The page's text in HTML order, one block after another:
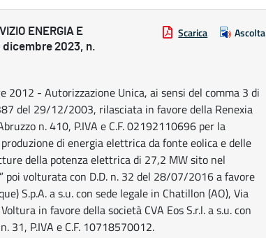
ENERGIA E
dicembre 2023, n.
Scarica Ascolta
2012 - Autorizzazione Unica, ai sensi del comma 3 di
del 29/12/2003, rilasciata in favore della Renexia
n. 410, P.IVA e C.F. 02192110696 per la
di energia elettrica da fonte eolica e delle
della potenza elettrica di 27,2 MW sito nel
poi volturata con D.D. n. 32 del 28/07/2016 a favore
S.p.A. a s.u. con sede legale in Chatillon (AO), Via
in favore della società CVA Eos S.r.l. a s.u. con
31, P.IVA e C.F. 10718570012.